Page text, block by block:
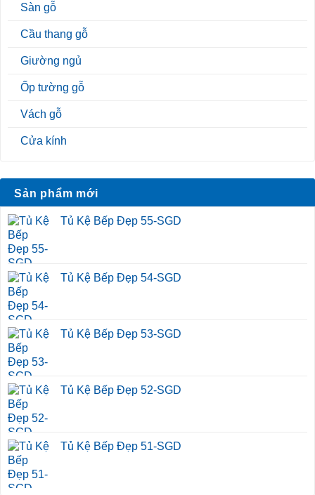
Sàn gỗ
Cầu thang gỗ
Giường ngủ
Ốp tường gỗ
Vách gỗ
Cửa kính
Sản phẩm mới
Tủ Kệ Bếp Đẹp 55-SGD
Tủ Kệ Bếp Đẹp 54-SGD
Tủ Kệ Bếp Đẹp 53-SGD
Tủ Kệ Bếp Đẹp 52-SGD
Tủ Kệ Bếp Đẹp 51-SGD